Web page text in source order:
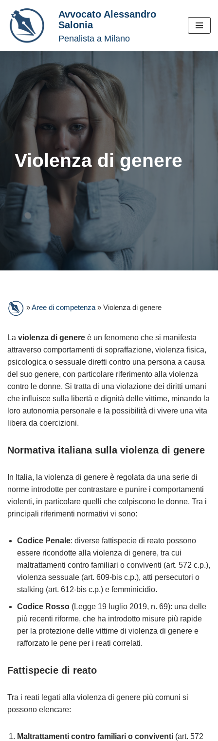
Vai
al
contenuto
Avvocato Alessandro
Salonia
Penalista a Milano
Violenza di genere
»Aree di competenza» Violenza di genere
La violenza di genere è un fenomeno che si manifesta
attraverso comportamenti di sopraffazione, violenza fisica,
psicologica o sessuale diretti contro una persona a causa
del suo genere, con particolare riferimento alla violenza
contro le donne. Si tratta di una violazione dei diritti umani
che influisce sulla libertà e dignità delle vittime, minando la
loro autonomia personale e la possibilità di vivere una vita
libera da coercizioni.
Normativa italiana sulla violenza di genere
In Italia, la violenza di genere è regolata da una serie di
norme introdotte per contrastare e punire i comportamenti
violenti, in particolare quelli che colpiscono le donne. Tra i
principali riferimenti normativi vi sono:
Codice Penale: diverse fattispecie di reato possono
essere ricondotte alla violenza di genere, tra cui
maltrattamenti contro familiari o conviventi (art. 572 c.p.),
violenza sessuale (art. 609-bis c.p.), atti persecutori o
stalking (art. 612-bis c.p.) e femminicidio.
Codice Rosso (Legge 19 luglio 2019, n. 69): una delle
più recenti riforme, che ha introdotto misure più rapide
per la protezione delle vittime di violenza di genere e
rafforzato le pene per i reati correlati.
Fattispecie di reato
Tra i reati legati alla violenza di genere più comuni si
possono elencare:
Maltrattamenti contro familiari o conviventi (art. 572